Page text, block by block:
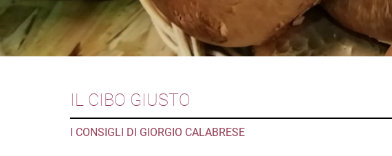
IL CIBO GIUSTO
I CONSIGLI DI GIORGIO CALABRESE